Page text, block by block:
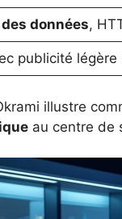
données,
publicité
illustre
au centre de